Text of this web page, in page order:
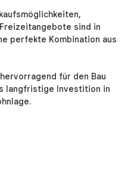
sind in
perfekte Kombination aus
für den Bau
langfristige Investition in